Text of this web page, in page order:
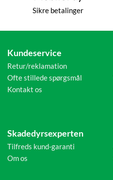
Sikre betalinger
Kundeservice
Retur/reklamation
Ofte stillede spørgsmål
Kontakt os
Skadedyrsexperten
Tilfreds kund-garanti
Om os